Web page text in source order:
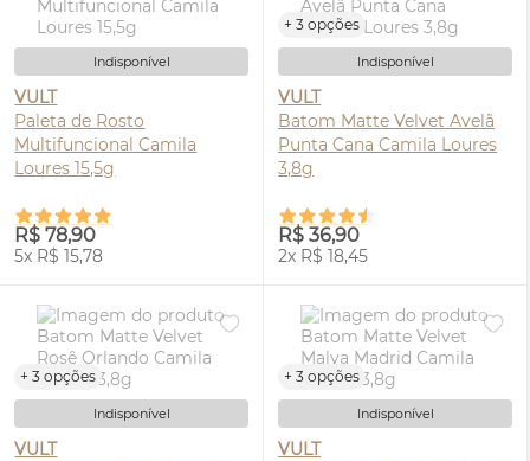
Indisponível
VULT
Paleta de Rosto
Multifuncional Camila
Loures 15,5g
R$ 78,90
5x R$ 15,78
+ 3 opções
Indisponível
VULT
Batom Matte Velvet Avelã
Punta Cana Camila Loures
3,8g
R$ 36,90
2x R$ 18,45
+ 3 opções
Indisponível
VULT
+ 3 opções
Indisponível
VULT